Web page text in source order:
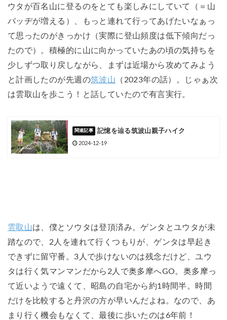
ウタが百名山に登るのをとても楽しみにしていて（＝山
バッヂが増える）、もっと連れて行ってあげたいなぁっ
て思ったのがきっかけ（実際に登山頻度は低下傾向だっ
たので）。積極的に山に向かっていたあの頃の気持ちを
少しずつ取り戻しながら、まずは近場から攻めてみよう
と計画したのが先週の筑波山 （2023年の話）。じゃぁ次
は雲取山を歩こう！と話していたので有言実行。
記憶を辿る筑波山親子ハイク
2024-12-19
雲取山は、僕とソウタは登頂済み。ゲンタとユウタが未
踏なので、2人を連れて行くつもりが、ゲンタは早起き
できずに留守番。3人で歩けないのは残念だけど、ユウ
タは行く気マンマンだから2人で奥多摩へGO。奥多摩っ
て近いようで遠くて、昭島の自宅から約1時間半。時間
だけを比較すると丹沢の方が早いんだよね。なので、あ
まり行く機会もなくて、最後に歩いたのは6年前！